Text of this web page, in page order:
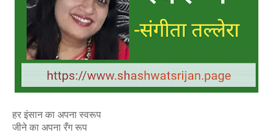
हर इंसान का अपना स्वरूप
जीने का अपना रँग रूप